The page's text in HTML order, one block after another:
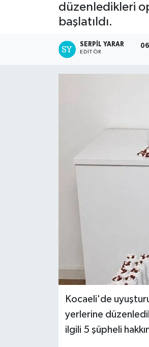
düzenledikleri
başlatıldı.
SERPİL YARAR
EDITÖR
Kocaeli'de
yerlerine
ilgili 5 şüpheli